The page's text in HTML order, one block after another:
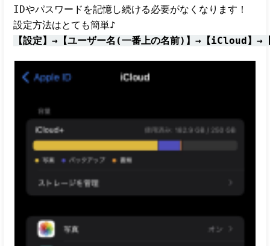
IDやパスワードを記憶し続ける必要がなくなります！
【設定】→【ユーザー名(一番上の名前)】→【iCloud】→